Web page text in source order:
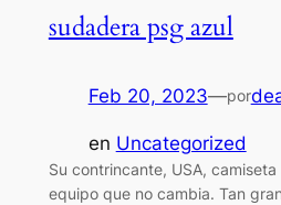
sudadera psg azul
Feb 20, 2023—por
en Uncategorized
Su contrincante, USA,
equipo que no cambia. Tan